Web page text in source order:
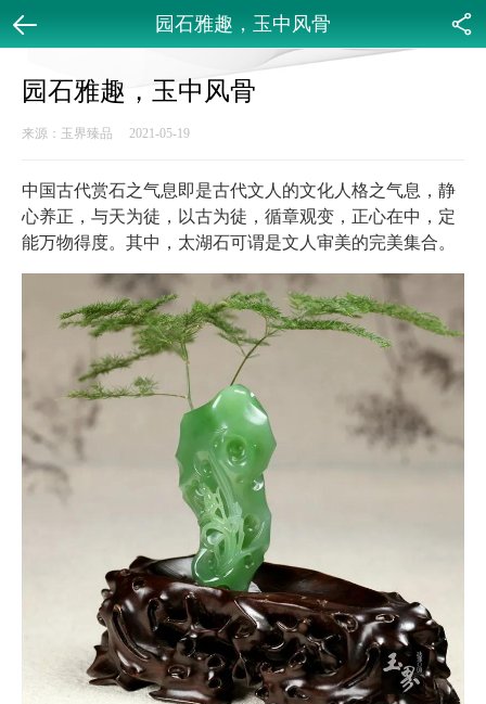
园石雅趣，玉中风骨
园石雅趣，玉中风骨
来源：玉界臻品 2021-05-19
中国古代赏石之气息即是古代文人的文化人格之气息，静
心养正，与天为徒，以古为徒，循章观变，正心在中，定
能万物得度。其中，太湖石可谓是文人审美的完美集合。